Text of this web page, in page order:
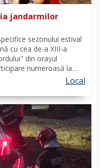
jandarmilor
sezonului estival
cu cea de-a XIII-a
din orașul
numeroasă la
Județean Botoșani, în
Local